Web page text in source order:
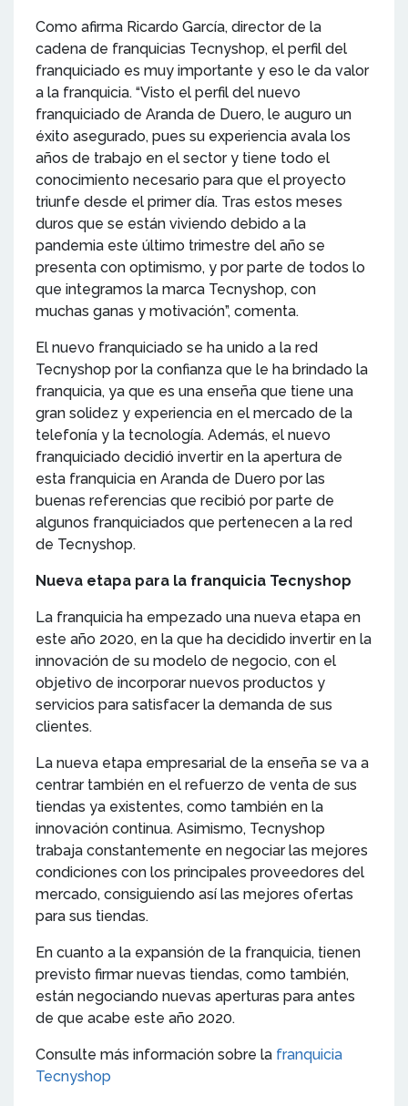
Como afirma Ricardo García, director de la
cadena de franquicias Tecnyshop, el perfil del
franquiciado es muy importante y eso le da valor
a la franquicia. “Visto el perfil del nuevo
franquiciado de Aranda de Duero, le auguro un
éxito asegurado, pues su experiencia avala los
años de trabajo en el sector y tiene todo el
conocimiento necesario para que el proyecto
triunfe desde el primer día. Tras estos meses
duros que se están viviendo debido a la
pandemia este último trimestre del año se
presenta con optimismo, y por parte de todos lo
que integramos la marca Tecnyshop, con
muchas ganas y motivación”, comenta.
El nuevo franquiciado se ha unido a la red
Tecnyshop por la confianza que le ha brindado la
franquicia, ya que es una enseña que tiene una
gran solidez y experiencia en el mercado de la
telefonía y la tecnología. Además, el nuevo
franquiciado decidió invertir en la apertura de
esta franquicia en Aranda de Duero por las
buenas referencias que recibió por parte de
algunos franquiciados que pertenecen a la red
de Tecnyshop.
Nueva etapa para la franquicia Tecnyshop
La franquicia ha empezado una nueva etapa en
este año 2020, en la que ha decidido invertir en la
innovación de su modelo de negocio, con el
objetivo de incorporar nuevos productos y
servicios para satisfacer la demanda de sus
clientes.
La nueva etapa empresarial de la enseña se va a
centrar también en el refuerzo de venta de sus
tiendas ya existentes, como también en la
innovación continua. Asimismo, Tecnyshop
trabaja constantemente en negociar las mejores
condiciones con los principales proveedores del
mercado, consiguiendo así las mejores ofertas
para sus tiendas.
En cuanto a la expansión de la franquicia, tienen
previsto firmar nuevas tiendas, como también,
están negociando nuevas aperturas para antes
de que acabe este año 2020.
Consulte más información sobre la franquicia
Tecnyshop